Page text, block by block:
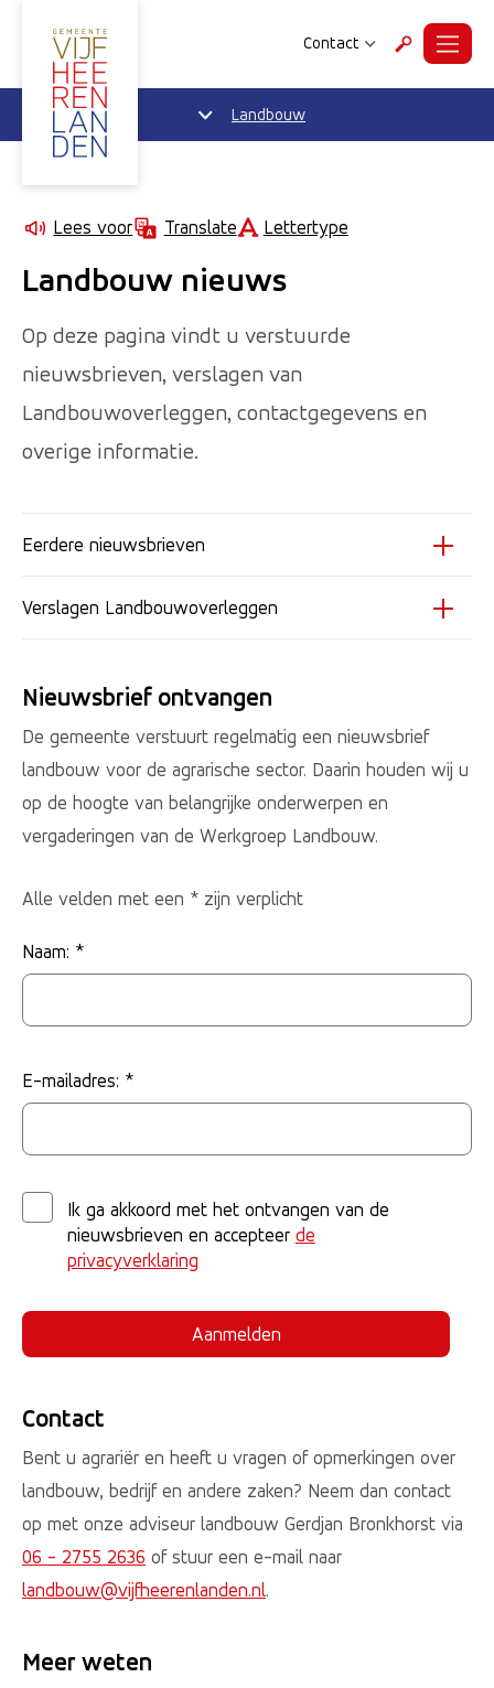
Contact ZoekenMenu
Landbouw
Lees voor Translate Lettertype
Landbouw nieuws
Op deze pagina vindt u verstuurde
nieuwsbrieven, verslagen van
Landbouwoverleggen, contactgegevens en
overige informatie.
Eerdere nieuwsbrieven
Verslagen Landbouwoverleggen
Nieuwsbrief ontvangen
De gemeente verstuurt regelmatig een nieuwsbrief
landbouw voor de agrarische sector. Daarin houden wij u
op de hoogte van belangrijke onderwerpen en
vergaderingen van de Werkgroep Landbouw.
Alle velden met een * zijn verplicht
Naam: *
E-mailadres: *
Ik ga akkoord met het ontvangen van de
nieuwsbrieven en accepteer de
privacyverklaring
Contact
Bent u agrariër en heeft u vragen of opmerkingen over
landbouw, bedrijf en andere zaken? Neem dan contact
op met onze adviseur landbouw Gerdjan Bronkhorst via
06 - 2755 2636 of stuur een e-mail naar
landbouw@vijfheerenlanden.nl.
Meer weten